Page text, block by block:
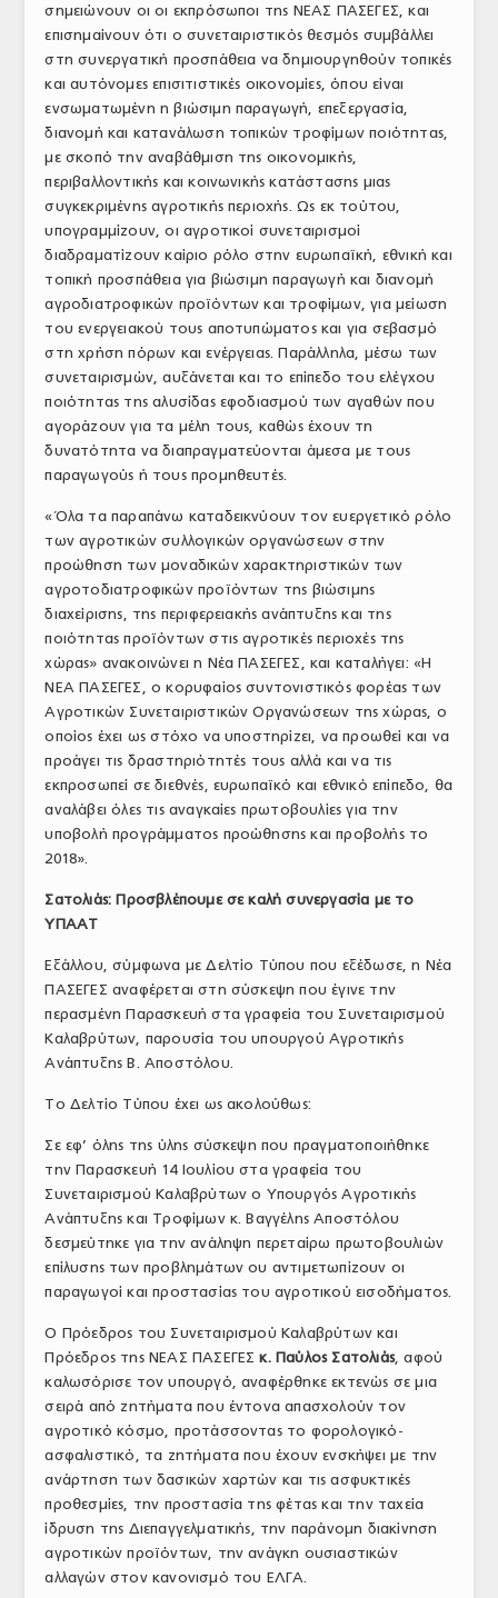
σημειώνουν οι οι εκπρόσωποι της ΝΕΑΣ ΠΑΣΕΓΕΣ, και
επισημαίνουν ότι ο συνεταιριστικός θεσμός συμβάλλει
στη συνεργατική προσπάθεια να δημιουργηθούν τοπικές
και αυτόνομες επισιτιστικές οικονομίες, όπου είναι
ενσωματωμένη η βιώσιμη παραγωγή, επεξεργασία,
διανομή και κατανάλωση τοπικών τροφίμων ποιότητας,
με σκοπό την αναβάθμιση της οικονομικής,
περιβαλλοντικής και κοινωνικής κατάστασης μιας
συγκεκριμένης αγροτικής περιοχής. Ως εκ τούτου,
υπογραμμίζουν, οι αγροτικοί συνεταιρισμοί
διαδραματίζουν καίριο ρόλο στην ευρωπαϊκή, εθνική και
τοπική προσπάθεια για βιώσιμη παραγωγή και διανομή
αγροδιατροφικών προϊόντων και τροφίμων, για μείωση
του ενεργειακού τους αποτυπώματος και για σεβασμό
στη χρήση πόρων και ενέργειας. Παράλληλα, μέσω των
συνεταιρισμών, αυξάνεται και το επίπεδο του ελέγχου
ποιότητας της αλυσίδας εφοδιασμού των αγαθών που
αγοράζουν για τα μέλη τους, καθώς έχουν τη
δυνατότητα να διαπραγματεύονται άμεσα με τους
παραγωγούς ή τους προμηθευτές.
«Όλα τα παραπάνω καταδεικνύουν τον ευεργετικό ρόλο
των αγροτικών συλλογικών οργανώσεων στην
προώθηση των μοναδικών χαρακτηριστικών των
αγροτοδιατροφικών προϊόντων της βιώσιμης
διαχείρισης, της περιφερειακής ανάπτυξης και της
ποιότητας προϊόντων στις αγροτικές περιοχές της
χώρας» ανακοινώνει η Νέα ΠΑΣΕΓΕΣ, και καταλήγει: «Η
ΝΕΑ ΠΑΣΕΓΕΣ, ο κορυφαίος συντονιστικός φορέας των
Αγροτικών Συνεταιριστικών Οργανώσεων της χώρας, ο
οποίος έχει ως στόχο να υποστηρίζει, να προωθεί και να
προάγει τις δραστηριότητές τους αλλά και να τις
εκπροσωπεί σε διεθνές, ευρωπαϊκό και εθνικό επίπεδο, θα
αναλάβει όλες τις αναγκαίες πρωτοβουλίες για την
υποβολή προγράμματος προώθησης και προβολής το
2018».
Σατολιάς: Προσβλέπουμε σε καλή συνεργασία με το
ΥΠΑΑΤ
Εξάλλου, σύμφωνα με Δελτίο Τύπου που εξέδωσε, η Νέα
ΠΑΣΕΓΕΣ αναφέρεται στη σύσκεψη που έγινε την
περασμένη Παρασκευή στα γραφεία του Συνεταιρισμού
Καλαβρύτων, παρουσία του υπουργού Αγροτικής
Ανάπτυξης Β. Αποστόλου.
Το Δελτίο Τύπου έχει ως ακολούθως:
Σε εφ’ όλης της ύλης σύσκεψη που πραγματοποιήθηκε
την Παρασκευή 14 Ιουλίου στα γραφεία του
Συνεταιρισμού Καλαβρύτων ο Υπουργός Αγροτικής
Ανάπτυξης και Τροφίμων κ. Βαγγέλης Αποστόλου
δεσμεύτηκε για την ανάληψη περεταίρω πρωτοβουλιών
επίλυσης των προβλημάτων ου αντιμετωπίζουν οι
παραγωγοί και προστασίας του αγροτικού εισοδήματος.
Ο Πρόεδρος του Συνεταιρισμού Καλαβρύτων και
Πρόεδρος της ΝΕΑΣ ΠΑΣΕΓΕΣκ. Παύλος Σατολιάς, αφού
καλωσόρισε τον υπουργό, αναφέρθηκε εκτενώς σε μια
σειρά από ζητήματα που έντονα απασχολούν τον
αγροτικό κόσμο, προτάσσοντας το φορολογικό-
ασφαλιστικό, τα ζητήματα που έχουν ενσκήψει με την
ανάρτηση των δασικών χαρτών και τις ασφυκτικές
προθεσμίες, την προστασία της φέτας και την ταχεία
ίδρυση της Διεπαγγελματικής, την παράνομη διακίνηση
αγροτικών προϊόντων, την ανάγκη ουσιαστικών
αλλαγών στον κανονισμό του ΕΛΓΑ.